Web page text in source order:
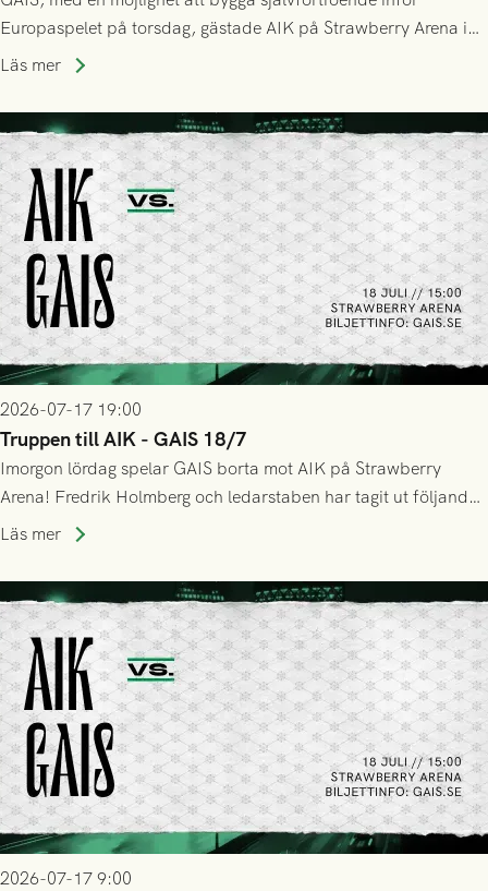
Europaspelet på torsdag, gästade AIK på Strawberry Arena i
Stockholm . Men trots konstant hotande i första halvlek av
lyckades få in 2-0.
Läs mer
2026-07-17 19:00
Truppen till AIK - GAIS 18/7
Imorgon lördag spelar GAIS borta mot AIK på Strawberry
Arena! Fredrik Holmberg och ledarstaben har tagit ut följande
trupp till matchen:
Läs mer
2026-07-17 9:00